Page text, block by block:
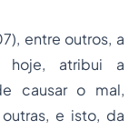
entre outros, a
hoje, atribui a
causar o mal,
e isto, da